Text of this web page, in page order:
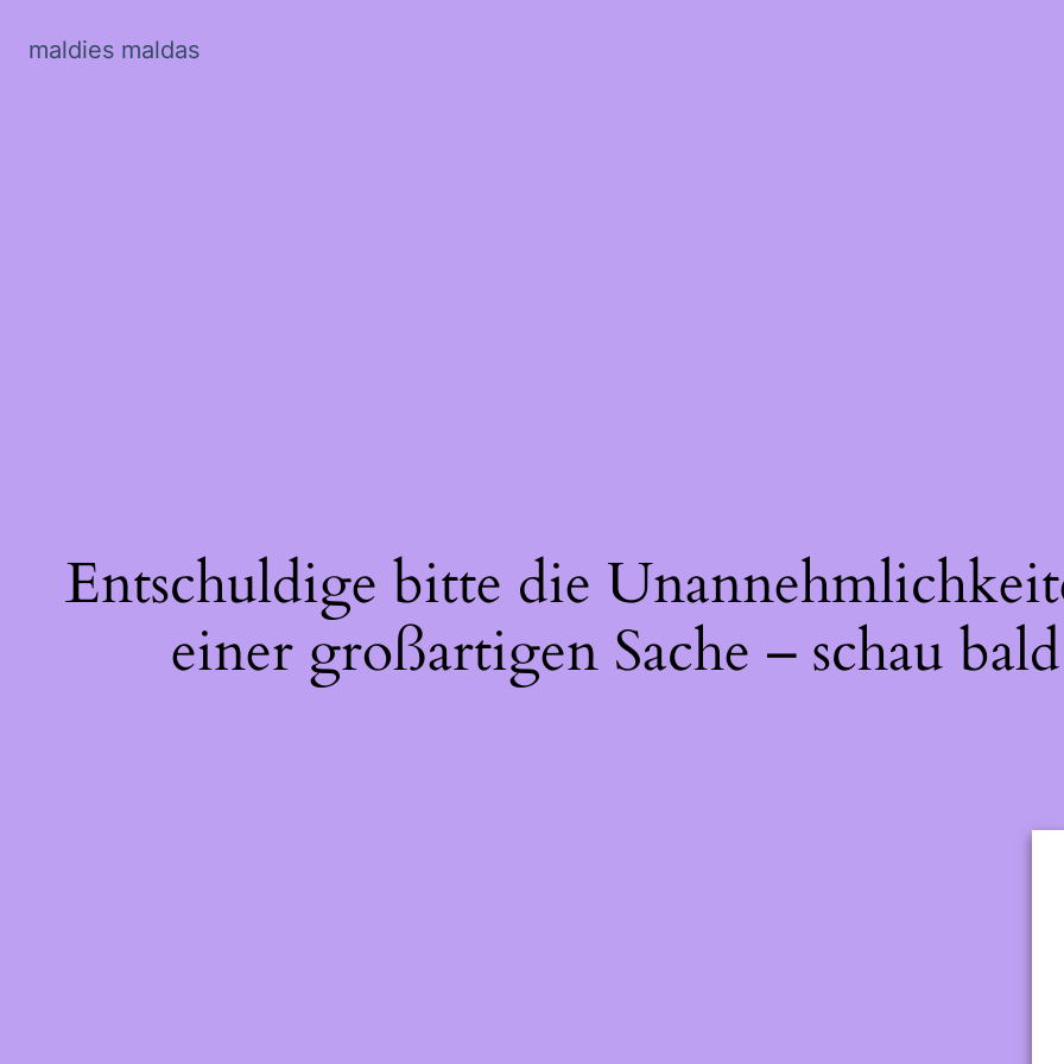
maldies maldas
Entschuldige bitte die
einer großartigen Sache – schau